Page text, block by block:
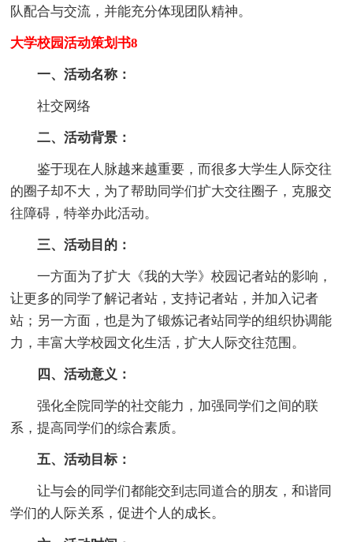
队配合与交流，并能充分体现团队精神。
大学校园活动策划书8
一、活动名称：
社交网络
二、活动背景：
鉴于现在人脉越来越重要，而很多大学生人际交往
的圈子却不大，为了帮助同学们扩大交往圈子，克服交
往障碍，特举办此活动。
三、活动目的：
一方面为了扩大《我的大学》校园记者站的影响，
让更多的同学了解记者站，支持记者站，并加入记者
站；另一方面，也是为了锻炼记者站同学的组织协调能
力，丰富大学校园文化生活，扩大人际交往范围。
四、活动意义：
强化全院同学的社交能力，加强同学们之间的联
系，提高同学们的综合素质。
五、活动目标：
让与会的同学们都能交到志同道合的朋友，和谐同
学们的人际关系，促进个人的成长。